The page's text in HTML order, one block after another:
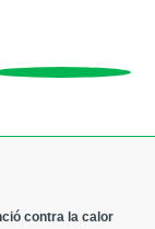
contra la calor